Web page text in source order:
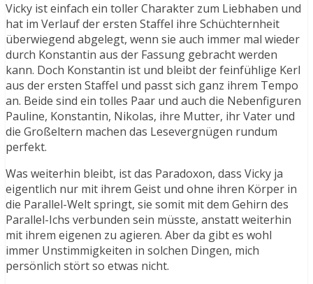
Vicky ist einfach ein toller Charakter zum Liebhaben und
hat im Verlauf der ersten Staffel ihre Schüchternheit
überwiegend abgelegt, wenn sie auch immer mal wieder
durch Konstantin aus der Fassung gebracht werden
kann. Doch Konstantin ist und bleibt der feinfühlige Kerl
aus der ersten Staffel und passt sich ganz ihrem Tempo
an. Beide sind ein tolles Paar und auch die Nebenfiguren
Pauline, Konstantin, Nikolas, ihre Mutter, ihr Vater und
die Großeltern machen das Lesevergnügen rundum
perfekt.
Was weiterhin bleibt, ist das Paradoxon, dass Vicky ja
eigentlich nur mit ihrem Geist und ohne ihren Körper in
die Parallel-Welt springt, sie somit mit dem Gehirn des
Parallel-Ichs verbunden sein müsste, anstatt weiterhin
mit ihrem eigenen zu agieren. Aber da gibt es wohl
immer Unstimmigkeiten in solchen Dingen, mich
persönlich stört so etwas nicht.